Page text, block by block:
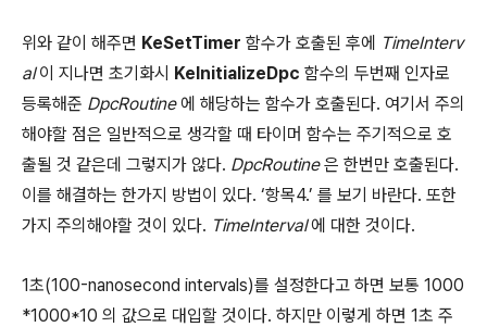
위와 같이 해주면 KeSetTimer 함수가 호출된 후에 TimeInterv
al이 지나면 초기화시 KeInitializeDpc 함수의 두번째 인자로
등록해준 DpcRoutine에 해당하는 함수가 호출된다. 여기서 주의
해야할 점은 일반적으로 생각할 때 타이머 함수는 주기적으로 호
출될 것 같은데 그렇지가 않다. DpcRoutine은 한번만 호출된다.
이를 해결하는 한가지 방법이 있다. ‘항목4.’ 를 보기 바란다. 또한
가지 주의해야할 것이 있다. TimeInterval에 대한 것이다.
1초(100-nanosecond intervals)를 설정한다고 하면 보통 1000
*1000*10 의 값으로 대입할 것이다. 하지만 이렇게 하면 1초 주